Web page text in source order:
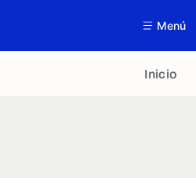
Menú
Inicio